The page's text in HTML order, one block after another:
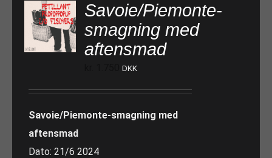
Savoie/Piemonte-
smagning med
aftensmad
DKK
Savoie/Piemonte-smagning med
aftensmad
Dato: 21/6 2024